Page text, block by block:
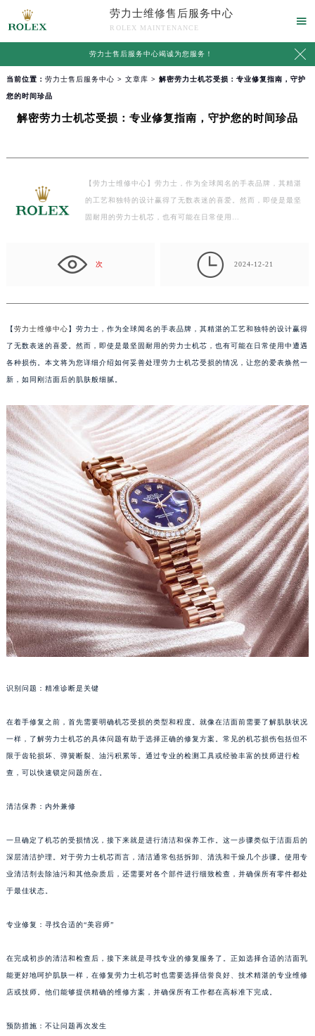
劳力士维修售后服务中心
ROLEX MAINTENANCE

劳力士售后服务中心竭诚为您服务！ 
当前位置： 劳力士售后服务中心 > 文章库 > 解密劳力士机芯受损：专业修复指南，守护
您的时间珍品
解密劳力士机芯受损：专业修复指南，守护您的时间珍品
【劳力士维修中心】劳力士，作为全球闻名的手表品牌，其精湛
的工艺和独特的设计赢得了无数表迷的喜爱。然而，即使是最坚
固耐用的劳力士机芯，也有可能在日常使用…
次  2024-12-21
【劳力士维修中心】劳力士，作为全球闻名的手表品牌，其精湛的工艺和独特的设计赢得
了无数表迷的喜爱。然而，即使是最坚固耐用的劳力士机芯，也有可能在日常使用中遭遇
各种损伤。本文将为您详细介绍如何妥善处理劳力士机芯受损的情况，让您的爱表焕然一
新，如同刚洁面后的肌肤般细腻。
识别问题：精准诊断是关键
在着手修复之前，首先需要明确机芯受损的类型和程度。就像在洁面前需要了解肌肤状况
一样，了解劳力士机芯的具体问题有助于选择正确的修复方案。常见的机芯损伤包括但不
限于齿轮损坏、弹簧断裂、油污积累等。通过专业的检测工具或经验丰富的技师进行检
查，可以快速锁定问题所在。
清洁保养：内外兼修
一旦确定了机芯的受损情况，接下来就是进行清洁和保养工作。这一步骤类似于洁面后的
深层清洁护理。对于劳力士机芯而言，清洁通常包括拆卸、清洗和干燥几个步骤。使用专
业清洁剂去除油污和其他杂质后，还需要对各个部件进行细致检查，并确保所有零件都处
于最佳状态。
专业修复：寻找合适的“美容师”
在完成初步的清洁和检查后，接下来就是寻找专业的修复服务了。正如选择合适的洁面乳
能更好地呵护肌肤一样，在修复劳力士机芯时也需要选择信誉良好、技术精湛的专业维修
店或技师。他们能够提供精确的维修方案，并确保所有工作都在高标准下完成。
预防措施：不让问题再次发生